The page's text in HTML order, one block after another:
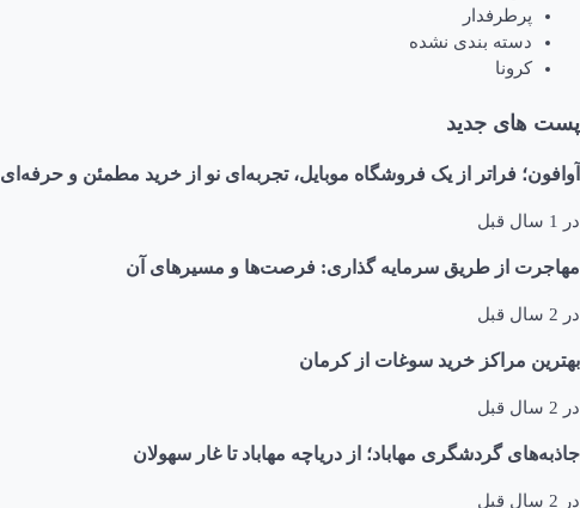
پرطرفدار
دسته بندی نشده
کرونا
پست های جدید
آوافون؛ فراتر از یک فروشگاه موبایل، تجربه‌ای نو از خرید مطمئن و حرفه‌ای
در 1 سال قبل
مهاجرت از طریق سرمایه گذاری: فرصت‌ها و مسیرهای آن
در 2 سال قبل
بهترین مراکز خرید سوغات از کرمان
در 2 سال قبل
جاذبه‌های گردشگری مهاباد؛ از دریاچه مهاباد تا غار سهولان
در 2 سال قبل